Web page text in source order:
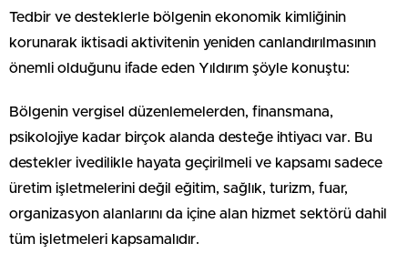
Tedbir ve desteklerle bölgenin ekonomik kimliğinin
korunarak iktisadi aktivitenin yeniden canlandırılmasının
önemli olduğunu ifade eden Yıldırım şöyle konuştu:
Bölgenin vergisel düzenlemelerden, finansmana,
psikolojiye kadar birçok alanda desteğe ihtiyacı var. Bu
destekler ivedilikle hayata geçirilmeli ve kapsamı sadece
üretim işletmelerini değil eğitim, sağlık, turizm, fuar,
organizasyon alanlarını da içine alan hizmet sektörü dahil
tüm işletmeleri kapsamalıdır.